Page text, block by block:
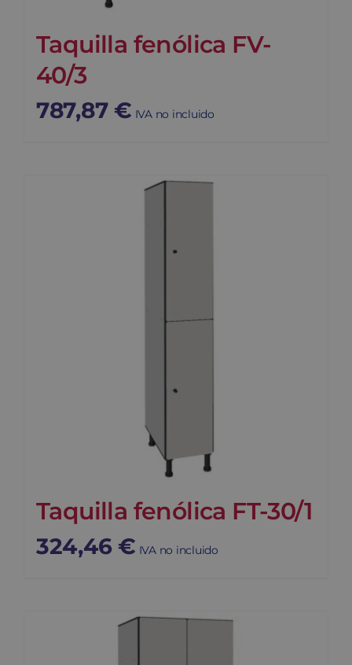
Taquilla fenólica FV-
40/3
787,87 € IVA no incluido
Taquilla fenólica FT-30/1
324,46 € IVA no incluido